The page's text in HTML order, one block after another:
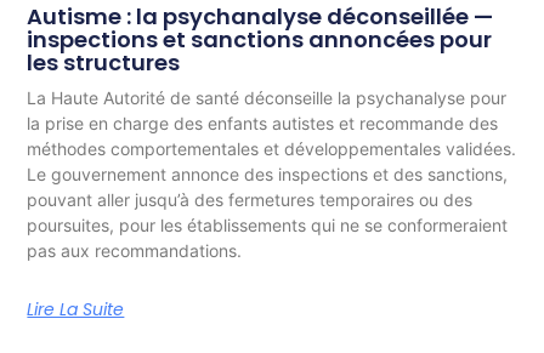
Autisme : la psychanalyse déconseillée —
inspections et sanctions annoncées pour
les structures
La Haute Autorité de santé déconseille la psychanalyse pour
la prise en charge des enfants autistes et recommande des
méthodes comportementales et développementales validées.
Le gouvernement annonce des inspections et des sanctions,
pouvant aller jusqu’à des fermetures temporaires ou des
poursuites, pour les établissements qui ne se conformeraient
pas aux recommandations.
Lire La Suite